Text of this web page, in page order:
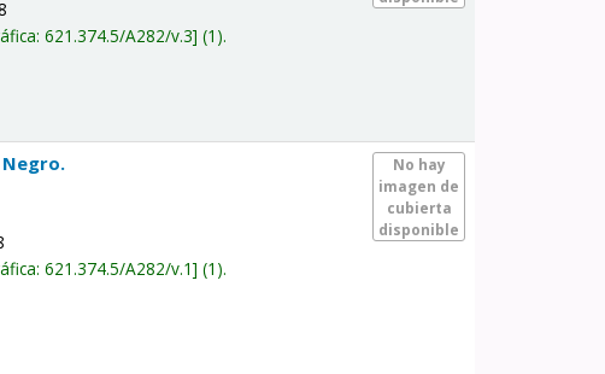
621.374.5/A282/v.3 (1).
No hay
imagen de
cubierta
disponible
Negro.
621.374.5/A282/v.1 (1).